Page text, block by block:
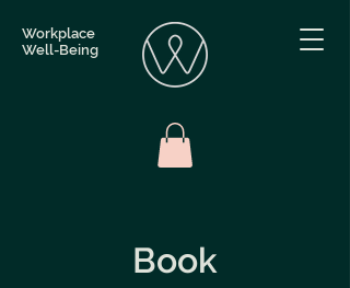
Workplace
Well-Being
Book